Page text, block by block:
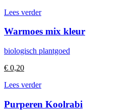
was:
Lees verder
Warmoes mix kleur
biologisch plantgoed
€ 0,20
Lees verder
Purperen Koolrabi